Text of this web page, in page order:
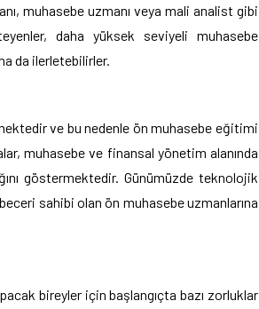
muhasebe uzmanı veya mali analist gibi
daha yüksek seviyeli muhasebe
da ilerletebilirler.
ve bu nedenle ön muhasebe eğitimi
muhasebe ve finansal yönetim alanında
göstermektedir. Günümüzde teknolojik
sahibi olan ön muhasebe uzmanlarına
bireyler için başlangıçta bazı zorluklar